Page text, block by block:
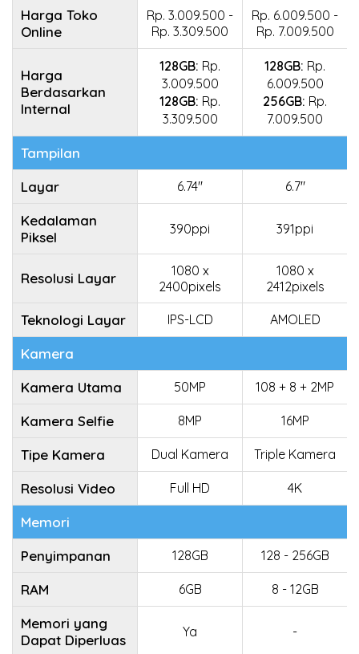
Harga Toko
Online
Rp. 3.009.500 -
Rp. 3.309.500
Rp. 6.009.500 -
Rp. 7.009.500
Harga
Berdasarkan
Internal
128GB: Rp.
3.009.500
128GB: Rp.
3.309.500
128GB: Rp.
6.009.500
256GB: Rp.
7.009.500
Tampilan
Layar
6.74" 6.7"
Kedalaman
Piksel
390ppi 391ppi
Resolusi Layar
1080 x
2400pixels
1080 x
2412pixels
Teknologi Layar IPS-LCD AMOLED
Kamera
Kamera Utama
50MP 108 + 8 + 2MP
Kamera Selfie 8MP 16MP
Tipe Kamera Dual Kamera Triple Kamera
Resolusi Video Full HD 4K
Memori
Penyimpanan
128GB 128 - 256GB
RAM 6GB 8 - 12GB
Memori yang
Dapat Diperluas
Ya -